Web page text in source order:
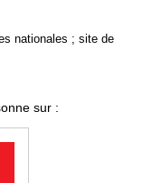
nationales ; site de
sur :